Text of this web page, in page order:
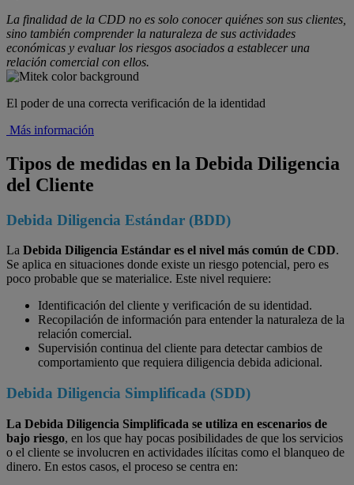
La finalidad de la CDD no es solo conocer quiénes son sus clientes,
sino también comprender la naturaleza de sus actividades
económicas y evaluar los riesgos asociados a establecer una
relación comercial con ellos.
El poder de una correcta verificación de la identidad
Más información
Tipos de medidas en la Debida Diligencia
del Cliente
Debida Diligencia Estándar (BDD)
La Debida Diligencia Estándar es el nivel más común de CDD.
Se aplica en situaciones donde existe un riesgo potencial, pero es
poco probable que se materialice. Este nivel requiere:
Identificación del cliente y verificación de su identidad.
Recopilación de información para entender la naturaleza de la
relación comercial.
Supervisión continua del cliente para detectar cambios de
comportamiento que requiera diligencia debida adicional.
Debida Diligencia Simplificada (SDD)
La Debida Diligencia Simplificada se utiliza en escenarios de
bajo riesgo, en los que hay pocas posibilidades de que los servicios
o el cliente se involucren en actividades ilícitas como el blanqueo de
dinero. En estos casos, el proceso se centra en: